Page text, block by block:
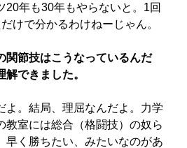
20年も30年もやらないと。1回
けで分かるわけねーじゃん。
節技はこうなっているんだ
できました。
よ。結局、理屈なんだよ。力学
教室には総合（格闘技）の奴ら
早く勝ちたい、みたいなのがあ